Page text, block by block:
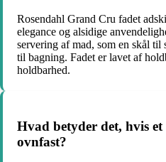
Rosendahl Grand Cru fadet
elegance og alsidige
servering af mad, som en skål til
til bagning. Fadet er lavet af
holdbarhed.
Hvad betyder det, hvis
ovnfast?